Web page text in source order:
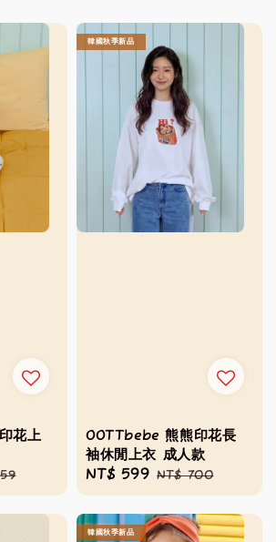
花上
韓國秋季新品
OOTTbebe 熊熊印花長
袖休閒上衣 成人款
Sale
price
NT$ 599 Regular
price
NT$ 700
韓國秋季新品